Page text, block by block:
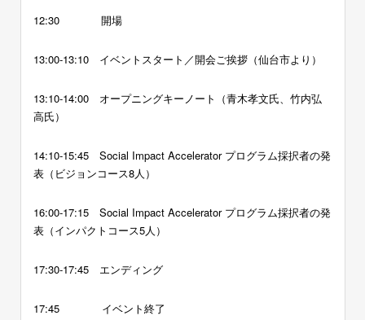
12:30 開場
13:00-13:10 イベントスタート／開会ご挨拶（仙台市より）
13:10-14:00 オープニングキーノート（青木孝文氏、竹内弘
高氏）
14:10-15:45 Social Impact Accelerator プログラム採択者の発
表（ビジョンコース8人）
16:00-17:15 Social Impact Accelerator プログラム採択者の発
表（インパクトコース5人）
17:30-17:45 エンディング
17:45 イベント終了